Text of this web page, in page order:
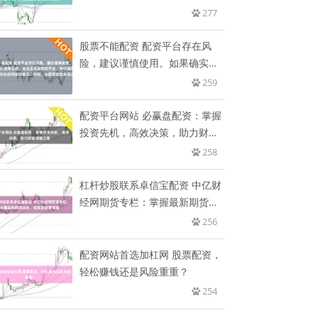
277
股票不能配资 配资平台存在风
险，建议谨慎使用。如果确实需
259
配资平台网站 必赢盘配资：掌握
投资先机，高效决策，助力财富
258
杠杆炒股联系卓信宝配资 中亿财
经网期货专栏：掌握最新期货动
256
配资网站首选加杠网 股票配资，
轻松赚钱还是风险重重？
254